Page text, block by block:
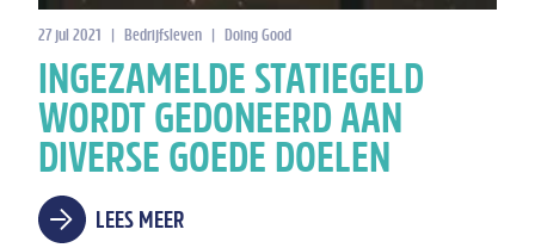
27 jul 2021 | Bedrijfsleven | Doing Good
INGEZAMELDE STATIEGELD
WORDT GEDONEERD AAN
DIVERSE GOEDE DOELEN
LEES MEER